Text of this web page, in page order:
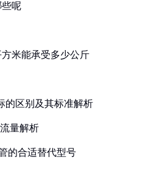
呢
米能承受多少公斤
的区别及其标准解析
量解析
的合适替代型号